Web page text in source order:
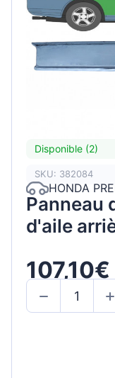
Disponible (2)
SKU: 382084
HONDA
Panneau
d'aile
107,10€